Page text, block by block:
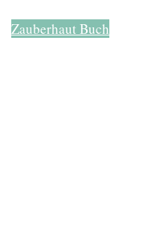
Zauberhaut Buch